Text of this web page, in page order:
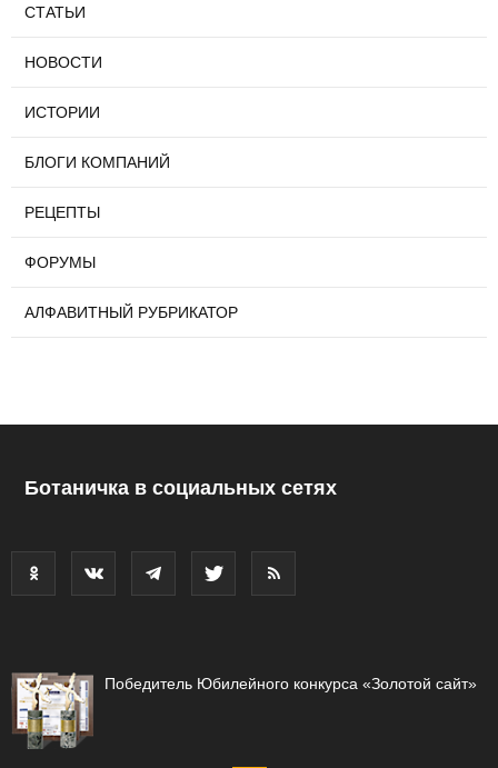
СТАТЬИ
НОВОСТИ
ИСТОРИИ
БЛОГИ КОМПАНИЙ
РЕЦЕПТЫ
ФОРУМЫ
АЛФАВИТНЫЙ РУБРИКАТОР
Ботаничка в социальных сетях
Победитель Юбилейного конкурса «Золотой сайт»